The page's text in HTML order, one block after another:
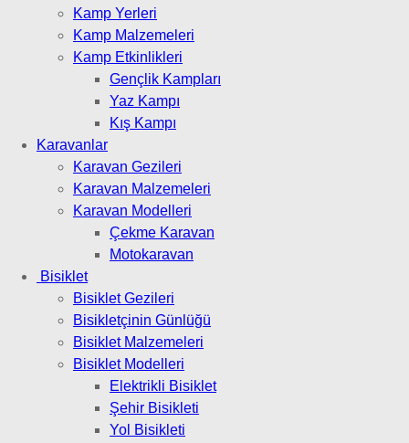
Kamp Yerleri
Kamp Malzemeleri
Kamp Etkinlikleri
Gençlik Kampları
Yaz Kampı
Kış Kampı
Karavanlar
Karavan Gezileri
Karavan Malzemeleri
Karavan Modelleri
Çekme Karavan
Motokaravan
Bisiklet
Bisiklet Gezileri
Bisikletçinin Günlüğü
Bisiklet Malzemeleri
Bisiklet Modelleri
Elektrikli Bisiklet
Şehir Bisikleti
Yol Bisikleti